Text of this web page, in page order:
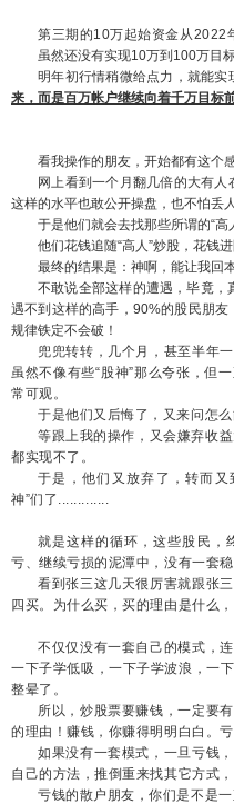
第三期的10万起始资金从2022
虽然还没有实现10万到100万目
明年初行情稍微给点力，就能实
来，而是百万帐户继续向着千万目标前
看我操作的朋友，开始都有这个
网上看到一个月翻几倍的大有人
这样的水平也敢公开操盘，也不怕丢
于是他们就会去找那些所谓的“高
他们花钱追随“高人”炒股，花钱
最终的结果是：神啊，能让我回
不敢说全部这样的遭遇，毕竟
遇不到这样的高手，90%的股民朋
规律铁定不会破！
兜兜转转，几个月，甚至半年
虽然不像有些“股神”那么夸张，但
常可观。
于是他们又后悔了，又来问怎
等跟上我的操作，又会嫌弃收
都实现不了。
于是，他们又放弃了，转而
神”们了.............
就是这样的循环，这些股民，
亏、继续亏损的泥潭中，没有一套稳
看到张三这几天很厉害就跟张
四买。为什么买，买的理由是什么
不仅仅没有一套自己的模式，
一下子学低吸，一下子学波浪，一
整晕了。
所以，炒股票要赚钱，一定要
的理由！赚钱，你赚得明明白白。
如果没有一套模式，一旦亏钱
自己的方法，推倒重来找其它方式
亏钱的散户朋友，你们是不是